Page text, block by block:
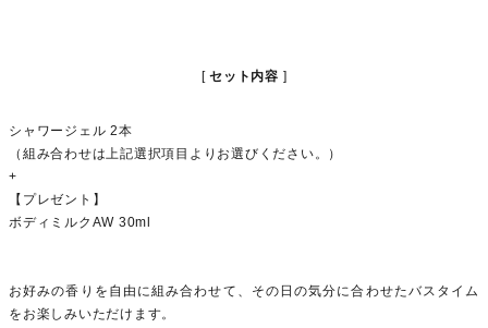
セット内容
シャワージェル 2本
（組み合わせは上記選択項目よりお選びください。）
+
【プレゼント】
ボディミルクAW 30ml
お好みの香りを自由に組み合わせて、その日の気分に合わせたバスタイム
をお楽しみいただけます。